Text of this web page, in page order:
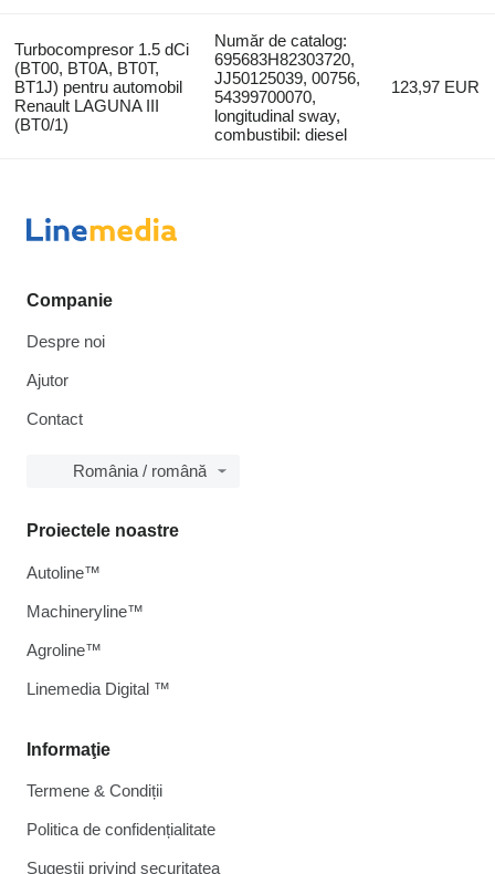
Turbocompresor 1.5 dCi
(BT00, BT0A, BT0T,
BT1J) pentru automobil
Renault LAGUNA III
(BT0/1)
Număr de catalog:
695683H82303720,
JJ50125039, 00756,
54399700070,
longitudinal sway,
combustibil: diesel
123,97 EUR
Companie
Despre noi
Ajutor
Contact
România / română
Informaţie
Termene & Condiții
Politica de confidențialitate
Sugestii privind securitatea
Proiectele noastre
Autoline™
Machineryline™
Agroline™
Linemedia Digital ™